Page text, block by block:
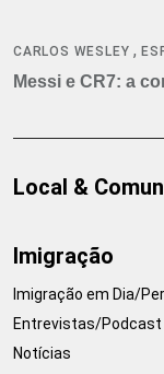
CARLOS WESLEY ,
Messi e CR7: a
Local &
Imigração
Imigração em Dia/
Entrevistas/Podcast
Notícias